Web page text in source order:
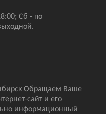
Сб - по
Обращаем Ваше
сайт и его
информационный